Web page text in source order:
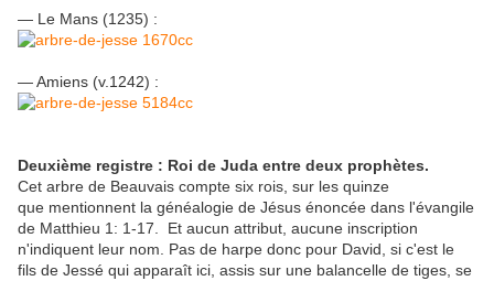
— Le Mans (1235) :
— Amiens (v.1242) :
Deuxième registre : Roi de Juda entre deux prophètes.
Cet arbre de Beauvais compte six rois, sur les quinze
que mentionnent la généalogie de Jésus énoncée dans l'évangile
de Matthieu 1: 1-17. Et aucun attribut, aucune inscription
n'indiquent leur nom. Pas de harpe donc pour David, si c'est le
fils de Jessé qui apparaît ici, assis sur une balancelle de tiges, se